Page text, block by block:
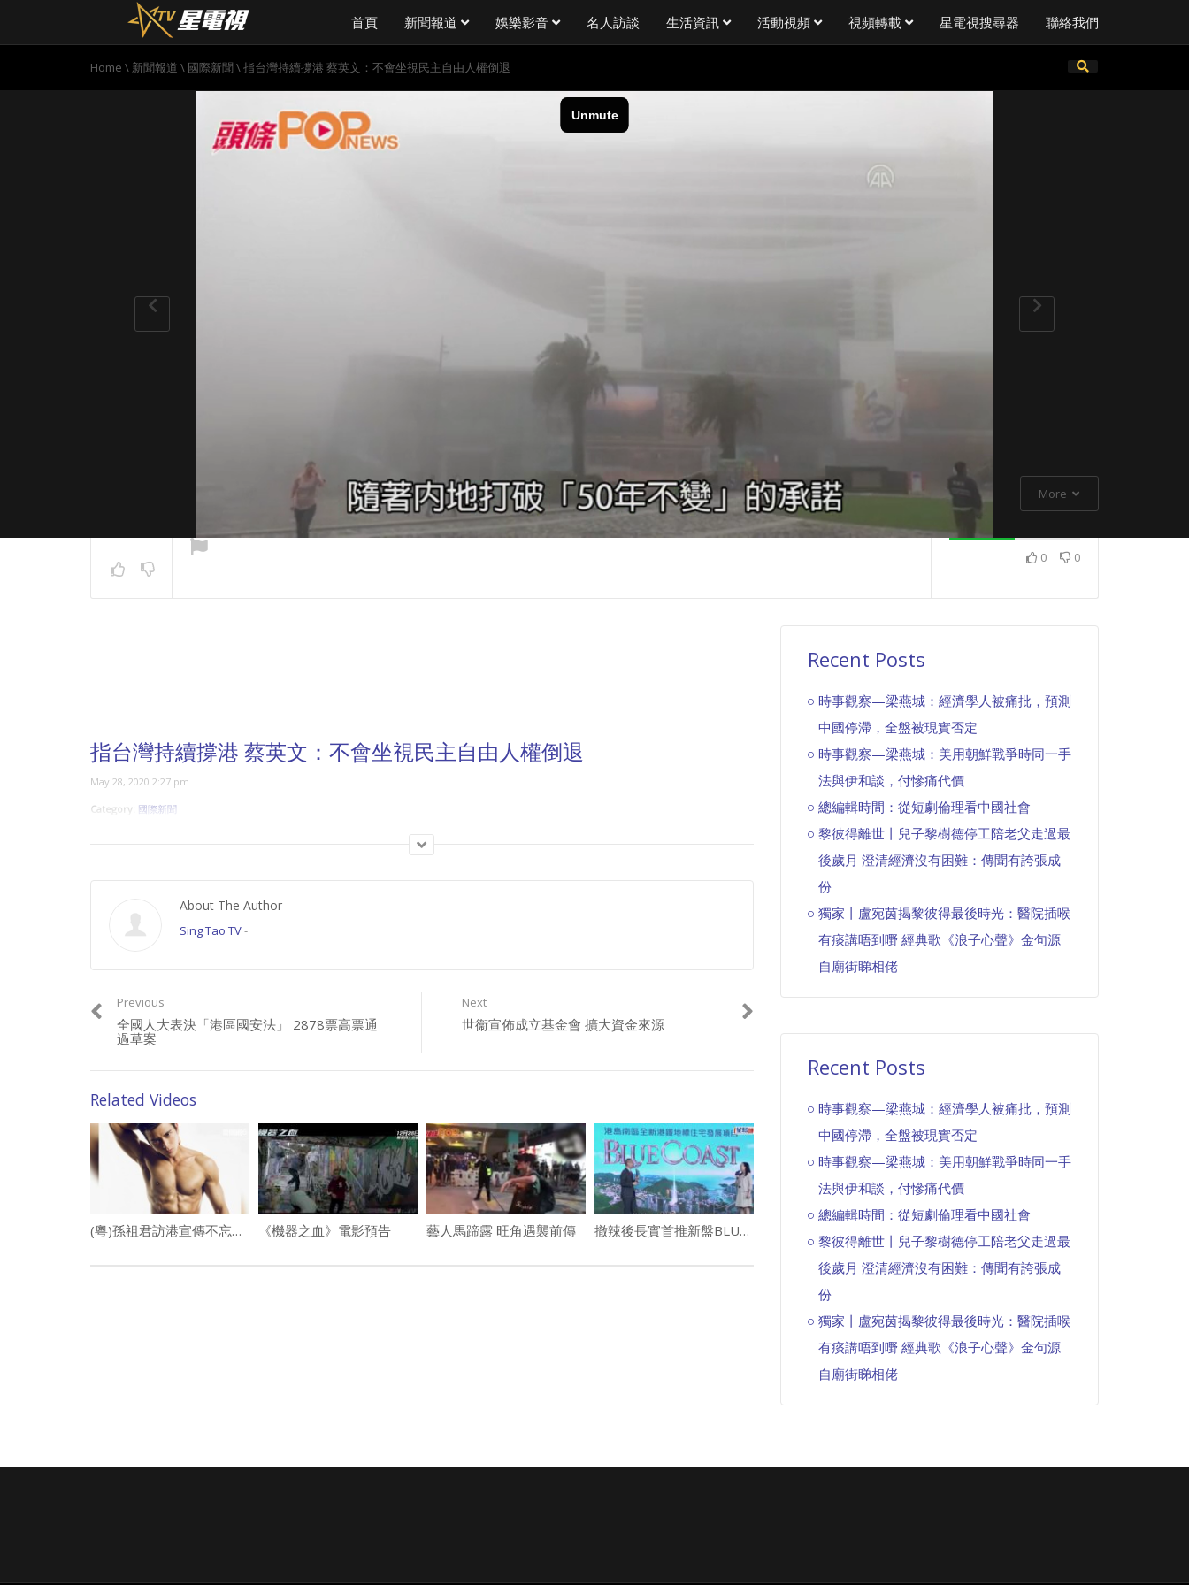
首頁 新聞報道 娛樂影音 名人訪談 生活資訊 活動視頻 視頻轉載 星電視搜尋器 聯絡我們
Home \ 新聞報道 \ 國際新聞\指台灣持續撐港 蔡英文：不會坐視民主自由人權倒退
More
0 0
指台灣持續撐港 蔡英文：不會坐視民主自由人權倒退
May 28, 2020 2:27 pm
Category: 國際新聞
About The Author
Sing Tao TV-
Previous
全國人大表決「港區國安法」 2878票高票通
過草案
Next
世衞宣佈成立基金會 擴大資金來源
Related Videos
(粵)孫祖君訪港宣傳不忘操肌 《機器之血》電影預告 藝人馬蹄露 旺角遇襲前傳 撤辣後長實首推新盤BLUE COAST 3房呎價不足1.9萬「誠哥盤」撈底價878萬入場
Recent Posts
時事觀察—梁燕城：經濟學人被痛批，預測
中國停滯，全盤被現實否定
時事觀察—梁燕城：美用朝鮮戰爭時同一手
法與伊和談，付慘痛代價
總編輯時間：從短劇倫理看中國社會
黎彼得離世丨兒子黎樹德停工陪老父走過最
後歲月 澄清經濟沒有困難：傳聞有誇張成
份
獨家丨盧宛茵揭黎彼得最後時光：醫院插喉
有痰講唔到嘢 經典歌《浪子心聲》金句源
自廟街睇相佬
Recent Posts
時事觀察—梁燕城：經濟學人被痛批，預測
中國停滯，全盤被現實否定
時事觀察—梁燕城：美用朝鮮戰爭時同一手
法與伊和談，付慘痛代價
總編輯時間：從短劇倫理看中國社會
黎彼得離世丨兒子黎樹德停工陪老父走過最
後歲月 澄清經濟沒有困難：傳聞有誇張成
份
獨家丨盧宛茵揭黎彼得最後時光：醫院插喉
有痰講唔到嘢 經典歌《浪子心聲》金句源
自廟街睇相佬